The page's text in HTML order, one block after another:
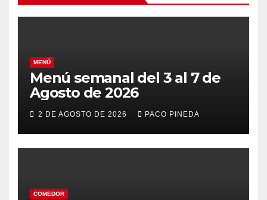
MENÚ
Menú semanal del 3 al 7 de
Agosto de 2026
2 DE AGOSTO DE 2026 PACO PINEDA
COMEDOR